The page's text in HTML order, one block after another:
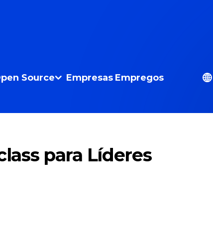
Source Empresas Empregos
para Líderes